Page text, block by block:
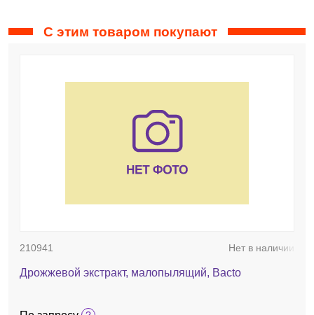
С этим товаром покупают
210941 Нет в наличии
Дрожжевой экстракт, малопылящий, Bacto